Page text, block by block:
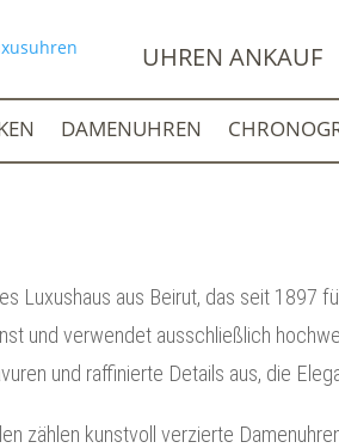
UHREN ANKAUF
DAMENUHREN
Luxushaus aus Beirut, das seit
und verwendet ausschließlich
und raffinierte Details aus, die
zählen kunstvoll verzierte